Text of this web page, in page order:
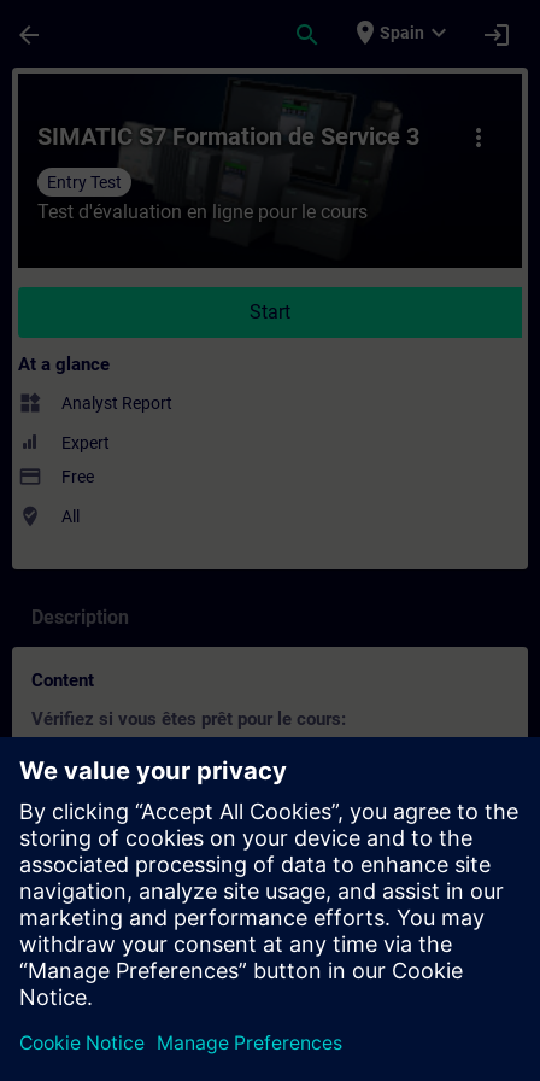
arrow_back search place Spain expand_more login
Course - SIMATIC S7 Formation de
more_vert
SIMATIC S7 Formation de Service 3
Entry Test
Test d'évaluation en ligne pour le cours
Start
At a glance
widgets Analyst Report
Expert
payment Free
where_to_vote All
Description
Content
Vérifiez si vous êtes prêt pour le cours:
Ce test vous permet de savoir si vous avez les connaissances de
base requises.
Le test se compose de 20 questions.
Il n'y a pas de limite de temps.
Si vous répondez correctement à plus de 70% des
questions, vous êtes prêt pour le cours.
Si vous obtenezmoins de 70%, nous vous conseillns alor
de participer au coursMaintenance STEP7 v5 (2ème
partie)afin d'approfondir vos connaissances de base.